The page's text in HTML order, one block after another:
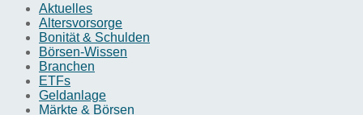
Aktuelles
Altersvorsorge
Bonität & Schulden
Börsen-Wissen
Branchen
ETFs
Geldanlage
Märkte & Börsen